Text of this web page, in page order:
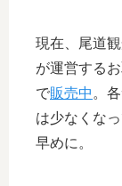
現在、尾道
が運営する
で販売中 。
は少なくな
早めに。